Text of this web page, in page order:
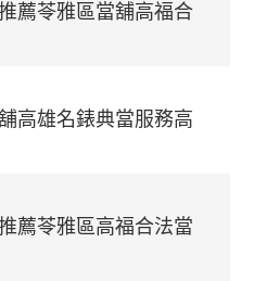
薦苓雅區當舖高福合
高雄名錶典當服務高
薦苓雅區高福合法當